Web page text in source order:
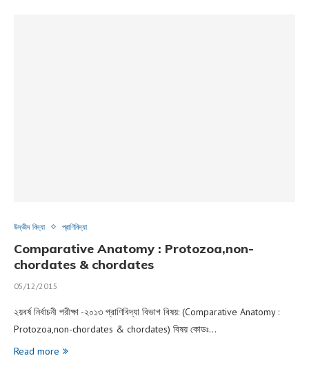
উদ্ভীদ বিদ্যা প্রাণিবিদ্যা
Comparative Anatomy : Protozoa,non-
chordates & chordates
05/12/2015
২য়বর্ষ নির্বাচনী পরীক্ষা -২০১৩ প্রাণিবিদ্যা বিভাগ বিষয়: (Comparative Anatomy :
Protozoa,non-chordates & chordates) বিষয় কোডঃ…
Read more